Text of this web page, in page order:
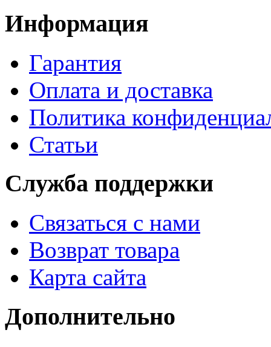
Информация
Гарантия
Оплата и доставка
Политика
Статьи
Служба поддержки
Связаться с нами
Возврат товара
Карта сайта
Дополнительно